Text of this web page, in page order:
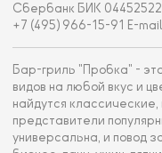
Сбербанк БИК
+7 (495) 966-15-91 E-
Бар-гриль "Пробка" -
видов на любой вкус и
найдутся
представители
универсальна, и повод